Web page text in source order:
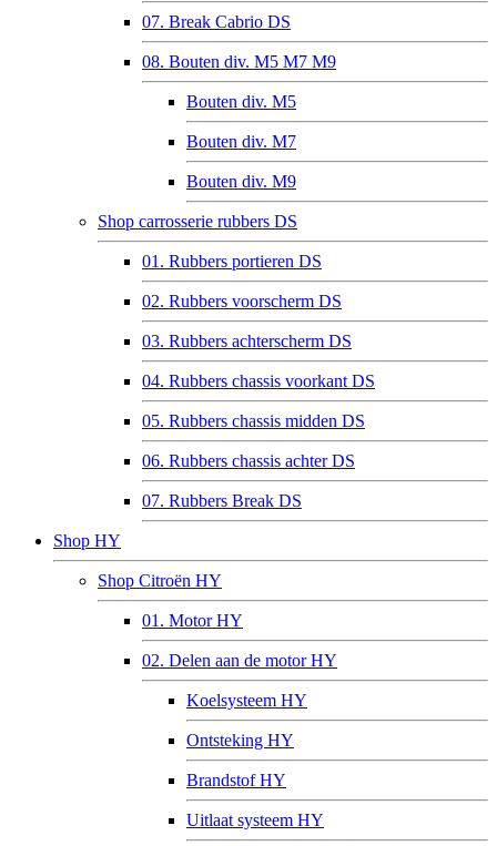
07. Break Cabrio DS
08. Bouten div. M5 M7 M9
Bouten div. M5
Bouten div. M7
Bouten div. M9
Shop carrosserie rubbers DS
01. Rubbers portieren DS
02. Rubbers voorscherm DS
03. Rubbers achterscherm DS
04. Rubbers chassis voorkant DS
05. Rubbers chassis midden DS
06. Rubbers chassis achter DS
07. Rubbers Break DS
Shop HY
Shop Citroën HY
01. Motor HY
02. Delen aan de motor HY
Koelsysteem HY
Ontsteking HY
Brandstof HY
Uitlaat systeem HY